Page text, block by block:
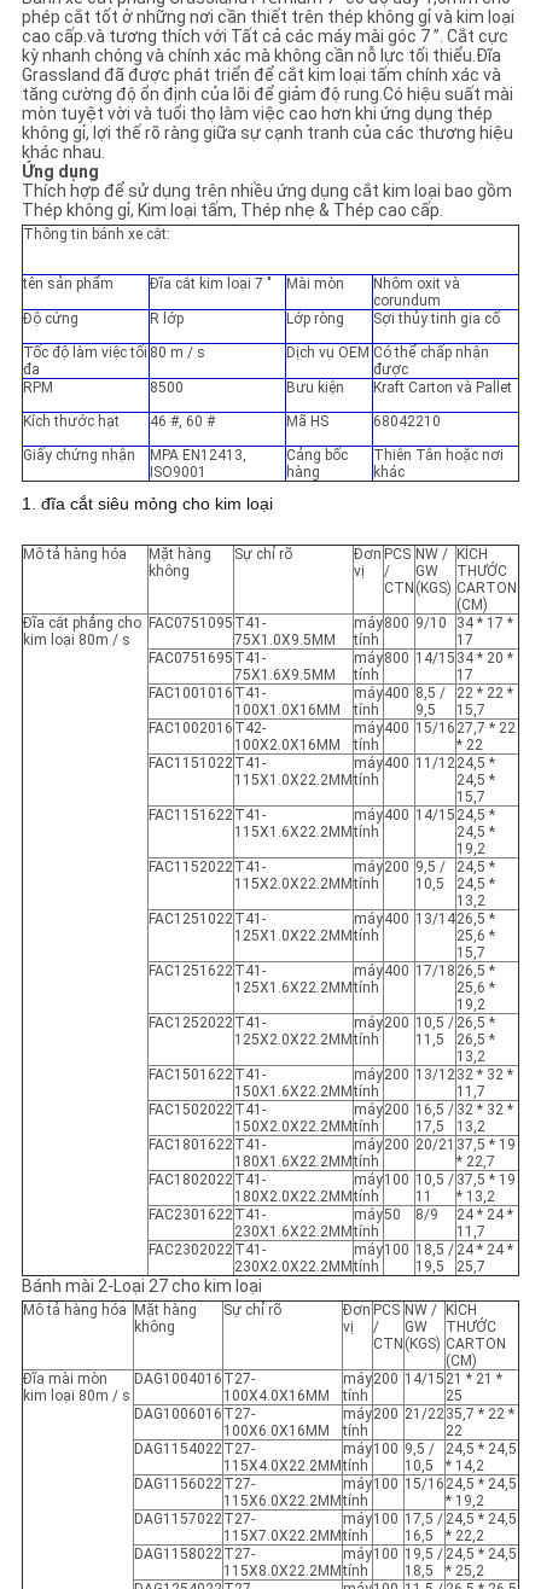
POLICY
phép cắt tốt ở những nơi cần thiết trên thép không gỉ và kim loại
cao cấp.và tương thích với Tất cả các máy mài góc 7 ”. Cắt cực
kỳ nhanh chóng và chính xác mà không cần nỗ lực tối thiểu.Đĩa
Grassland đã được phát triển để cắt kim loại tấm chính xác và
tăng cường độ ổn định của lõi để giảm độ rung.Có hiệu suất mài
mòn tuyệt vời và tuổi thọ làm việc cao hơn khi ứng dụng thép
không gỉ, lợi thế rõ ràng giữa sự cạnh tranh của các thương hiệu
khác nhau.
Ứng dụng
Thích hợp để sử dụng trên nhiều ứng dụng cắt kim loại bao gồm
Thép không gỉ, Kim loại tấm, Thép nhẹ & Thép cao cấp.
Thông tin bánh xe cắt:
tên sản phẩm Đĩa cắt kim loại 7 " Mài mòn
Nhôm oxit và
corundum
Độ cứng
R lớp Lớp ròng
Sợi thủy tinh gia cố
Tốc độ làm việc tối
đa
80 m / s Dịch vụ OEM Có thể chấp nhận
được
RPM
8500 Bưu kiện
Kraft Carton và Pallet
Kích thước hạt
46 #, 60 # Mã HS
68042210
Giấy chứng nhận
MPA EN12413,
ISO9001
Cảng bốc
hàng
Thiên Tân hoặc nơi
khác
1. đĩa cắt siêu mỏng cho kim loại
Mô tả hàng hóa
Mặt hàng
không
Sự chỉ rõ
Đơn
vị
PCS
/
CTN
NW /
GW
(KGS)
KÍCH
THƯỚC
CARTON
(CM)
Đĩa cắt phẳng cho
kim loại 80m / s
FAC0751095 T41-
75X1.0X9.5MM
máy
tính
800 9/10
34 * 17 *
17
FAC0751695 T41-
75X1.6X9.5MM
máy
tính
800 14/15 34 * 20 *
17
FAC1001016 T41-
100X1.0X16MM
máy
tính
400 8,5 /
9,5
22 * 22 * ​​
15,7
FAC1002016 T42-
100X2.0X16MM
máy
tính
400 15/16 27,7 * 22
* ​​22
FAC1151022T41-
115X1.0X22.2MM
máy
tính
400 11/1224,5 *
24,5 *
15,7
FAC1151622T41-
115X1.6X22.2MM
máy
tính
400 14/15 24,5 *
24,5 *
19,2
FAC1152022T41-
115X2.0X22.2MM
máy
tính
200 9,5 /
10,5
24,5 *
24,5 *
13,2
FAC1251022T41-
125X1.0X22.2MM
máy
tính
400 13/1426,5 *
25,6 *
15,7
FAC1251622T41-
125X1.6X22.2MM
máy
tính
400 17/18 26,5 *
25,6 *
19,2
FAC1252022T41-
125X2.0X22.2MM
máy
tính
200 10,5 /
11,5
26,5 *
26,5 *
13,2
FAC1501622T41-
150X1.6X22.2MM
máy
tính
200 13/1232 * 32 *
11,7
FAC1502022T41-
150X2.0X22.2MM
máy
tính
200 16,5 /
17,5
32 * 32 *
13,2
FAC1801622T41-
180X1.6X22.2MM
máy
tính
200 20/21 37,5 * 19
* 22,7
FAC1802022T41-
180X2.0X22.2MM
máy
tính
100 10,5 /
11
37,5 * 19
* 13,2
FAC2301622T41-
230X1.6X22.2MM
máy
tính
50 8/9
24 * 24 *
11,7
FAC2302022T41-
230X2.0X22.2MM
máy
tính
100 18,5 /
19,5
24 * 24 *
25,7
Bánh mài 2-Loại 27 cho kim loại
Mô tả hàng hóa
Mặt hàng
không
Sự chỉ rõ
Đơn
vị
PCS
/
CTN
NW /
GW
(KGS)
KÍCH
THƯỚC
CARTON
(CM)
Đĩa mài mòn
kim loại 80m / s
DAG1004016 T27-
100X4.0X16MM
máy
tính
200 14/15 21 * 21 *
25
DAG1006016 T27-
100X6.0X16MM
máy
tính
200 21/2235,7 * 22 * ​​
22
DAG1154022T27-
115X4.0X22.2MM
máy
tính
100 9,5 /
10,5
24,5 * 24,5
* 14,2
DAG1156022T27-
115X6.0X22.2MM
máy
tính
100 15/16 24,5 * 24,5
* 19,2
DAG1157022T27-
115X7.0X22.2MM
máy
tính
100 17,5 /
16,5
24,5 * 24,5
* 22,2
DAG1158022T27-
115X8.0X22.2MM
máy
tính
100 19,5 /
18,5
24,5 * 24,5
* 25,2